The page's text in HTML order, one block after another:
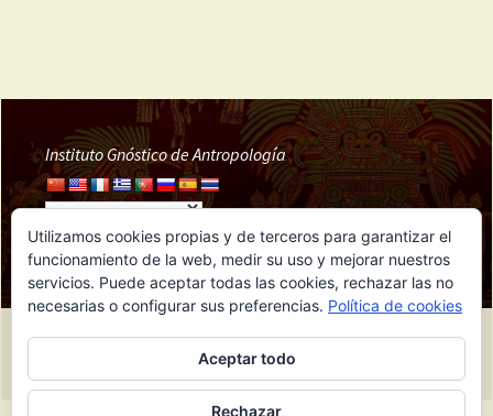
Instituto Gnóstico de Antropología
Funciona gracias a IGA
Utilizamos cookies propias y de terceros para garantizar el
funcionamiento de la web, medir su uso y mejorar nuestros
servicios. Puede aceptar todas las cookies, rechazar las no
necesarias o configurar sus preferencias. Política de cookies
Aceptar todo
Rechazar